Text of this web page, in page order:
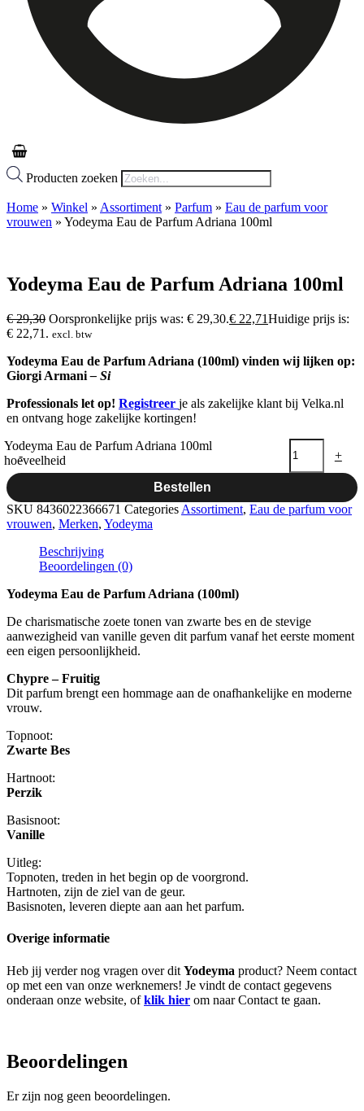
Producten zoeken
Home » Winkel » Assortiment » Parfum » Eau de parfum voor
vrouwen » Yodeyma Eau de Parfum Adriana 100ml
Yodeyma Eau de Parfum Adriana 100ml
€29,30 Oorspronkelijke prijs was: € 29,30.€ 22,71Huidige prijs is:
€ 22,71. excl. btw
Yodeyma Eau de Parfum Adriana (100ml) vinden wij lijken op:
Giorgi Armani– Si
Professionals let op! Registreer je als zakelijke klant bij Velka.nl
en ontvang hoge zakelijke kortingen!
-
Yodeyma Eau de Parfum Adriana 100ml
hoeveelheid
+
Bestellen
SKU 8436022366671 Categories Assortiment, Eau de parfum voor
vrouwen, Merken, Yodeyma
Beschrijving
Beoordelingen (0)
Yodeyma Eau de Parfum Adriana (100ml)
De charismatische zoete tonen van zwarte bes en de stevige
aanwezigheid van vanille geven dit parfum vanaf het eerste moment
een eigen persoonlijkheid.
Chypre – Fruitig
Dit parfum brengt een hommage aan de onafhankelijke en moderne
vrouw.
Topnoot:
Zwarte Bes
Hartnoot:
Perzik
Basisnoot:
Vanille
Uitleg:
Topnoten, treden in het begin op de voorgrond.
Hartnoten, zijn de ziel van de geur.
Basisnoten, leveren diepte aan aan het parfum.
Overige informatie
Heb jij verder nog vragen over dit Yodeyma product? Neem contact
op met een van onze werknemers! Je vindt de contact gegevens
onderaan onze website, ofklik hier om naar Contact te gaan.
Beoordelingen
Er zijn nog geen beoordelingen.